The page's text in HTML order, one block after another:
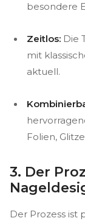
besondere
Zeitlos: Die
mit
aktuell.
Folien,
3. Der
Der Prozess ist